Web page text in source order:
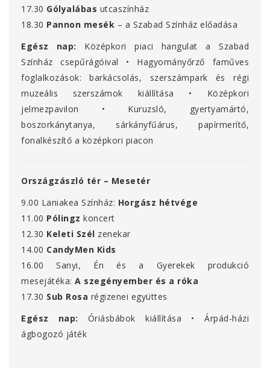
17.30 Gólyalábas utcaszínház
18.30 Pannon mesék – a Szabad Színház előadása
Egész nap:
Középkori piaci hangulat a Szabad
Színház csepűrágóival • Hagyományőrző faműves
foglalkozások: barkácsolás, szerszámpark és régi
muzeális szerszámok kiállítása • Középkori
jelmezpavilon • Kuruzsló, gyertyamártó,
boszorkánytanya, sárkányfűárus, papírmerítő,
fonalkészítő a középkori piacon
Országzászló tér – Mesetér
9.00 Laniakea Színház: Horgász hétvége
11.00 Pólingz koncert
12.30 Keleti Szél zenekar
14.00 CandyMen Kids
16.00 Sanyi, Én és a Gyerekek produkció
mesejátéka: A szegényember és a róka
17.30 Sub Rosa régizenei együttes
Egész nap:
Óriásbábok kiállítása • Árpád-házi
ágbogozó játék